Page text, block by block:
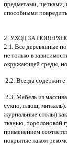
предметами, щетками,
способными
2. УХОД ЗА
2.1. Все деревянные
не только в
окружающей среды, но
2.2. Всегда
2.3. Мебель из
сукно, плюш,
журнальные столы)
тканью, поролоновой
применением
покрытые лаком